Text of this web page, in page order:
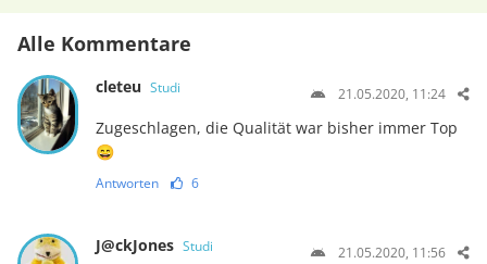
Alle Kommentare
cleteu Studi 21.05.2020, 11:24
Zugeschlagen, die Qualität war bisher immer Top
😄
Antworten 6
J@ckJones Studi 21.05.2020, 11:56